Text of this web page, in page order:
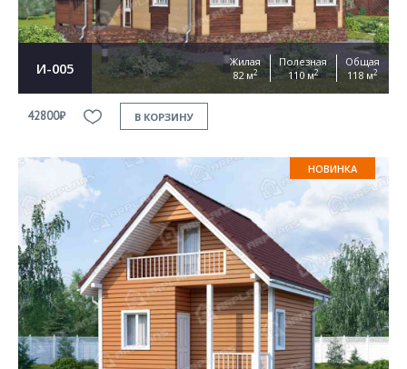
И-005
Жилая
82 м2
Полезная
110 м2
Общая
118 м2
42800₽ В КОРЗИНУ
НОВИНКА